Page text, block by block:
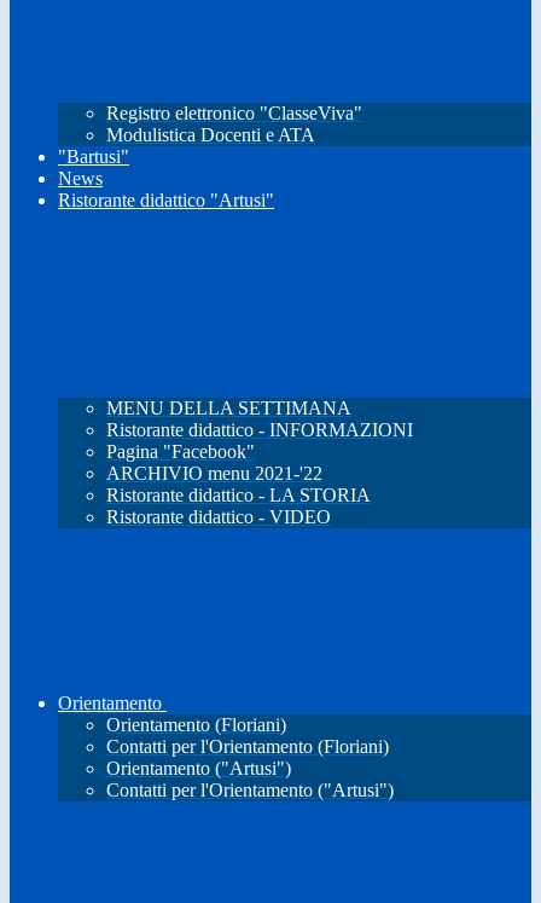
Registro elettronico "ClasseViva"
Modulistica Docenti e ATA
"Bartusi"
News
Ristorante didattico "Artusi"
MENU DELLA SETTIMANA
Ristorante didattico - INFORMAZIONI
Pagina "Facebook"
ARCHIVIO menu 2021-'22
Ristorante didattico - LA STORIA
Ristorante didattico - VIDEO
Orientamento
Orientamento (Floriani)
Contatti per l'Orientamento (Floriani)
Orientamento ("Artusi")
Contatti per l'Orientamento ("Artusi")